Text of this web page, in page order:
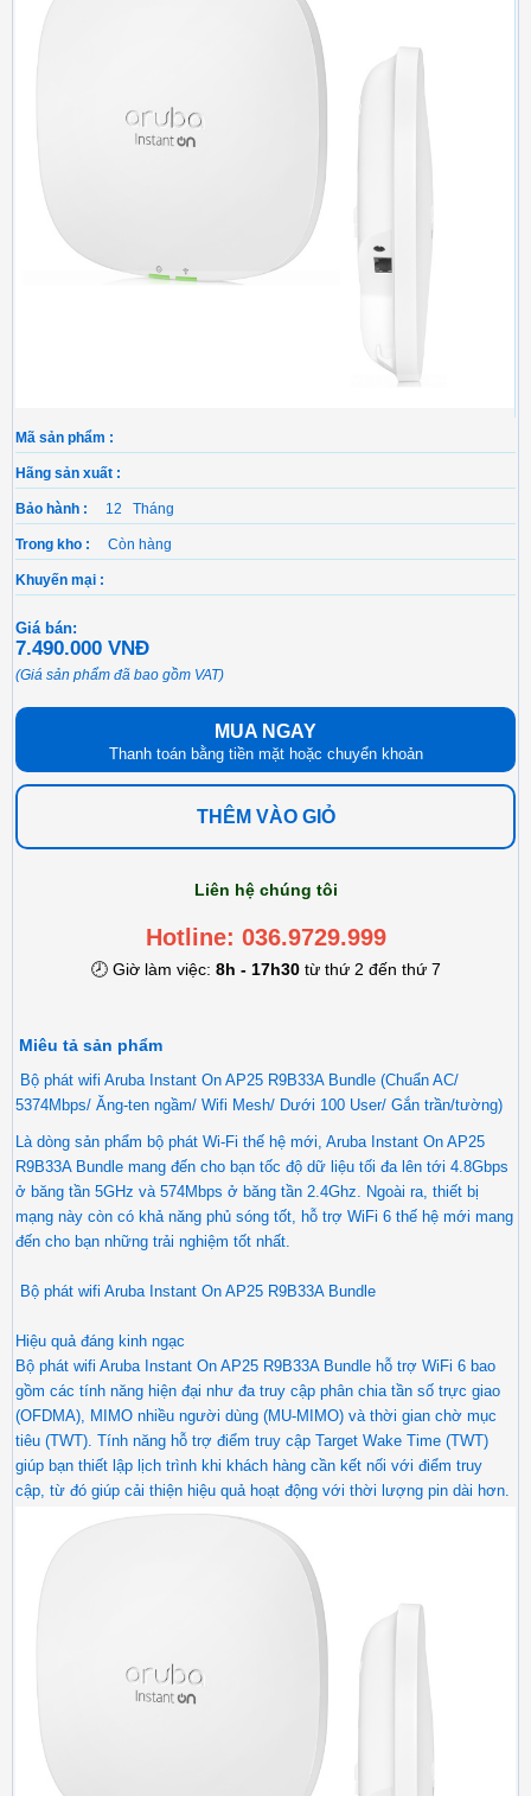
Mã sản phẩm :
Hãng sản xuất :
Bảo hành : 12 Tháng
Trong kho : Còn hàng
Khuyến mại :
Giá bán:
7.490.000 VNĐ
(Giá sản phẩm đã bao gồm VAT)
MUA NGAY
Thanh toán bằng tiền mặt hoặc chuyển khoản
THÊM VÀO GIỎ
Liên hệ chúng tôi
Hotline: 036.9729.999
🕗 Giờ làm việc: 8h - 17h30từ thứ 2 đến thứ 7
Miêu tả sản phẩm
Bộ phát wifi Aruba Instant On AP25 R9B33A Bundle (Chuẩn AC/
5374Mbps/ Ăng-ten ngầm/ Wifi Mesh/ Dưới 100 User/ Gắn trần/tường)
Là dòng sản phẩm bộ phát Wi-Fi thế hệ mới, Aruba Instant On AP25
R9B33A Bundle mang đến cho bạn tốc độ dữ liệu tối đa lên tới 4.8Gbps
ở băng tần 5GHz và 574Mbps ở băng tần 2.4Ghz. Ngoài ra, thiết bị
mạng này còn có khả năng phủ sóng tốt, hỗ trợ WiFi 6 thế hệ mới mang
đến cho bạn những trải nghiệm tốt nhất.
Bộ phát wifi Aruba Instant On AP25 R9B33A Bundle
Hiệu quả đáng kinh ngạc
Bộ phát wifi Aruba Instant On AP25 R9B33A Bundle hỗ trợ WiFi 6 bao
gồm các tính năng hiện đại như đa truy cập phân chia tần số trực giao
(OFDMA), MIMO nhiều người dùng (MU-MIMO) và thời gian chờ mục
tiêu (TWT). Tính năng hỗ trợ điểm truy cập Target Wake Time (TWT)
giúp bạn thiết lập lịch trình khi khách hàng cần kết nối với điểm truy
cập, từ đó giúp cải thiện hiệu quả hoạt động với thời lượng pin dài hơn.